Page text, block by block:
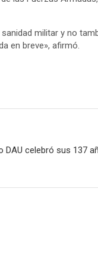
militar y no
en breve», afirmó.
DAU celebró sus 137